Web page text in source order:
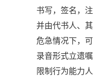
书写，签名，
并由代书人、
危急情况下，
录音形式立遗
限制行为能